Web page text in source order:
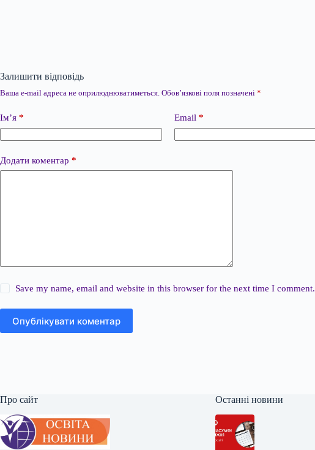
Залишити відповідь
Ваша e-mail адреса не оприлюднюватиметься. Обов’язкові поля позначені *
Ім’я * Email *
Додати коментар *
Save my name, email and website in this browser for the next time I comment.
Опублікувати коментар
Про сайт Останні новини